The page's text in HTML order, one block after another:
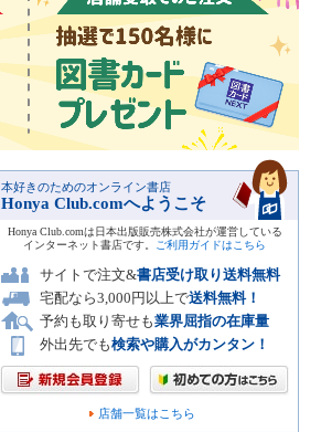
本好きのためのオンライン書店
Honya Club.comへようこそ
Honya Club.comは日本出版販売株式会社が運営している
インターネット書店です。
ご利用ガイドはこちら
サイトで注文&書店受け取り送料無料
宅配なら3,000円以上で送料無料！
予約も取り寄せも業界屈指の在庫量
外出先でも検索や購入がカンタン！
店舗一覧はこちら